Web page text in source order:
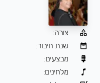
צורה:
שנת חיבור:
מבצעים:
מלחינים: